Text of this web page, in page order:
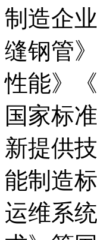
制造企
缝钢管
性能》
国家标
新提供
能制造
运维系